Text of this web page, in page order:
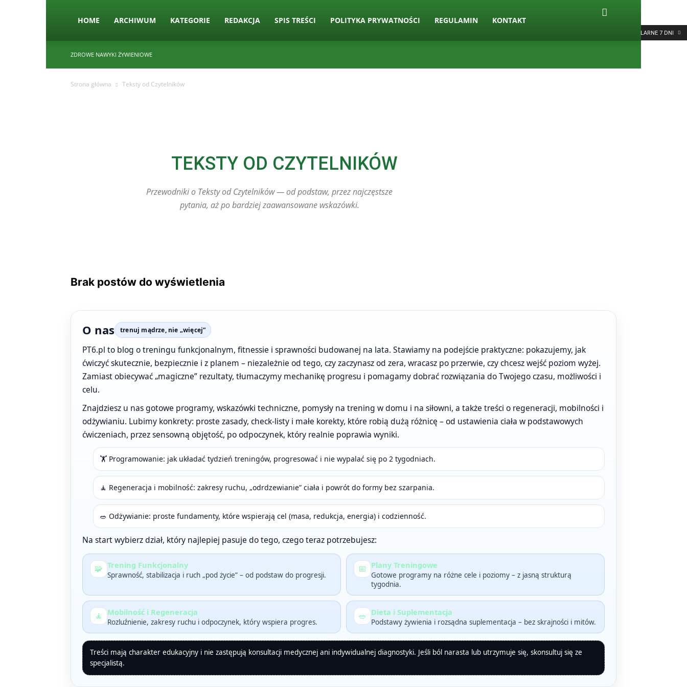
HOME ARCHIWUM KATEGORIE REDAKCJA SPIS TREŚCI POLITYKA PRYWATNOŚCI REGULAMIN KONTAKT
ZDROWE NAWYKI ŻYWIENIOWE
Strona główna Teksty od Czytelników
TEKSTY OD CZYTELNIKÓW
Przewodniki o Teksty od Czytelników — od podstaw, przez najczęstsze
pytania, aż po bardziej zaawansowane wskazówki.
POPULARNE 7 DNI
Brak postów do wyświetlenia
O nas trenuj mądrze, nie „więcej”
PT6.pl to blog o treningu funkcjonalnym, fitnessie i sprawności budowanej na lata. Stawiamy na podejście praktyczne: pokazujemy, jak
ćwiczyć skutecznie, bezpiecznie i z planem – niezależnie od tego, czy zaczynasz od zera, wracasz po przerwie, czy chcesz wejść poziom wyżej.
Zamiast obiecywać „magiczne” rezultaty, tłumaczymy mechanikę progresu i pomagamy dobrać rozwiązania do Twojego czasu, możliwości i
celu.
Znajdziesz u nas gotowe programy, wskazówki techniczne, pomysły na trening w domu i na siłowni, a także treści o regeneracji, mobilności i
odżywianiu. Lubimy konkrety: proste zasady, check-listy i małe korekty, które robią dużą różnicę – od ustawienia ciała w podstawowych
ćwiczeniach, przez sensowną objętość, po odpoczynek, który realnie poprawia wyniki.
🏋️ Programowanie: jak układać tydzień treningów, progresować i nie wypalać się po 2 tygodniach.
🧘 Regeneracja i mobilność: zakresy ruchu, „odrdzewianie” ciała i powrót do formy bez szarpania.
🥗 Odżywianie: proste fundamenty, które wspierają cel (masa, redukcja, energia) i codzienność.
Na start wybierz dział, który najlepiej pasuje do tego, czego teraz potrzebujesz:
🧩 Trening Funkcjonalny
Sprawność, stabilizacja i ruch „pod życie” – od podstaw do progresji.
📅 Plany Treningowe
Gotowe programy na różne cele i poziomy – z jasną strukturą
tygodnia.
🧘 Mobilność i Regeneracja
Rozluźnienie, zakresy ruchu i odpoczynek, który wspiera progres.
🥗 Dieta i Suplementacja
Podstawy żywienia i rozsądna suplementacja – bez skrajności i mitów.
Treści mają charakter edukacyjny i nie zastępują konsultacji medycznej ani indywidualnej diagnostyki. Jeśli ból narasta lub utrzymuje się, skonsultuj się ze
specjalistą.